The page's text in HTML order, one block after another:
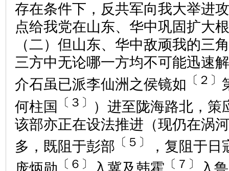
存在条件下，反共军向我大举进
点给我党在山东、华中巩固扩大
（二）但山东、华中敌顽我的三
三方中无论哪一方均不可能迅速
介石虽已派李仙洲之侯镜如 〔２〕
何柱国
〔３〕
）进至陇海路北，策
该部亦正在设法推进（现仍在涡
多，既阻于彭部 〔５〕
，复阻于
〔６〕 〔７〕